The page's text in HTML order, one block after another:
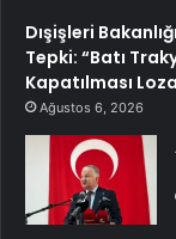
Dışişleri
Tepki: “Batı
Kapatılması
Ağustos 6, 2026